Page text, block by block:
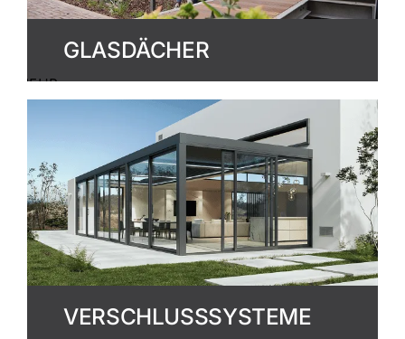
GLASDÄCHER
MEHR
ERFAHREN
VERSCHLUSSSYSTEME